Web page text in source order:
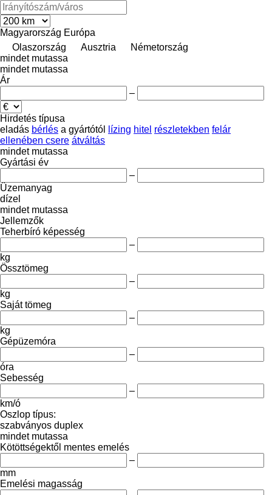
Magyarország Európa
Olaszország
Ausztria
Németország
mindet mutassa
mindet mutassa
Ár
–
Hirdetés típusa
eladás bérlés a gyártótól lízing hitel részletekben felár
ellenében csere átváltás
mindet mutassa
Gyártási év
–
Üzemanyag
dízel
mindet mutassa
Jellemzők
Teherbíró képesség
–
kg
Össztömeg
–
kg
Saját tömeg
–
kg
Gépüzemóra
–
óra
Sebesség
–
km/ó
Oszlop típus:
szabványos duplex
mindet mutassa
Kötöttségektől mentes emelés
–
mm
Emelési magasság